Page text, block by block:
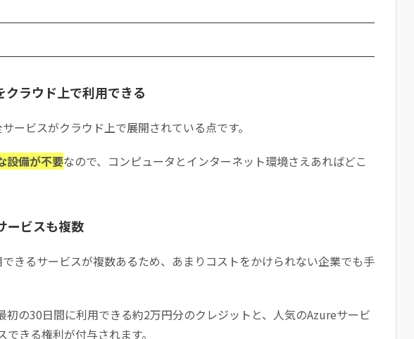
クラウド上で利用できる
ービスがクラウド上で展開されている点です。
設備が不要なので、コンピュータとインターネット環境さえあればどこ
ービスも複数
きるサービスが複数あるため、あまりコストをかけられない企業でも手
初の30日間に利用できる約2万円分のクレジットと、人気のAzureサービ
きる権利が付与されます。